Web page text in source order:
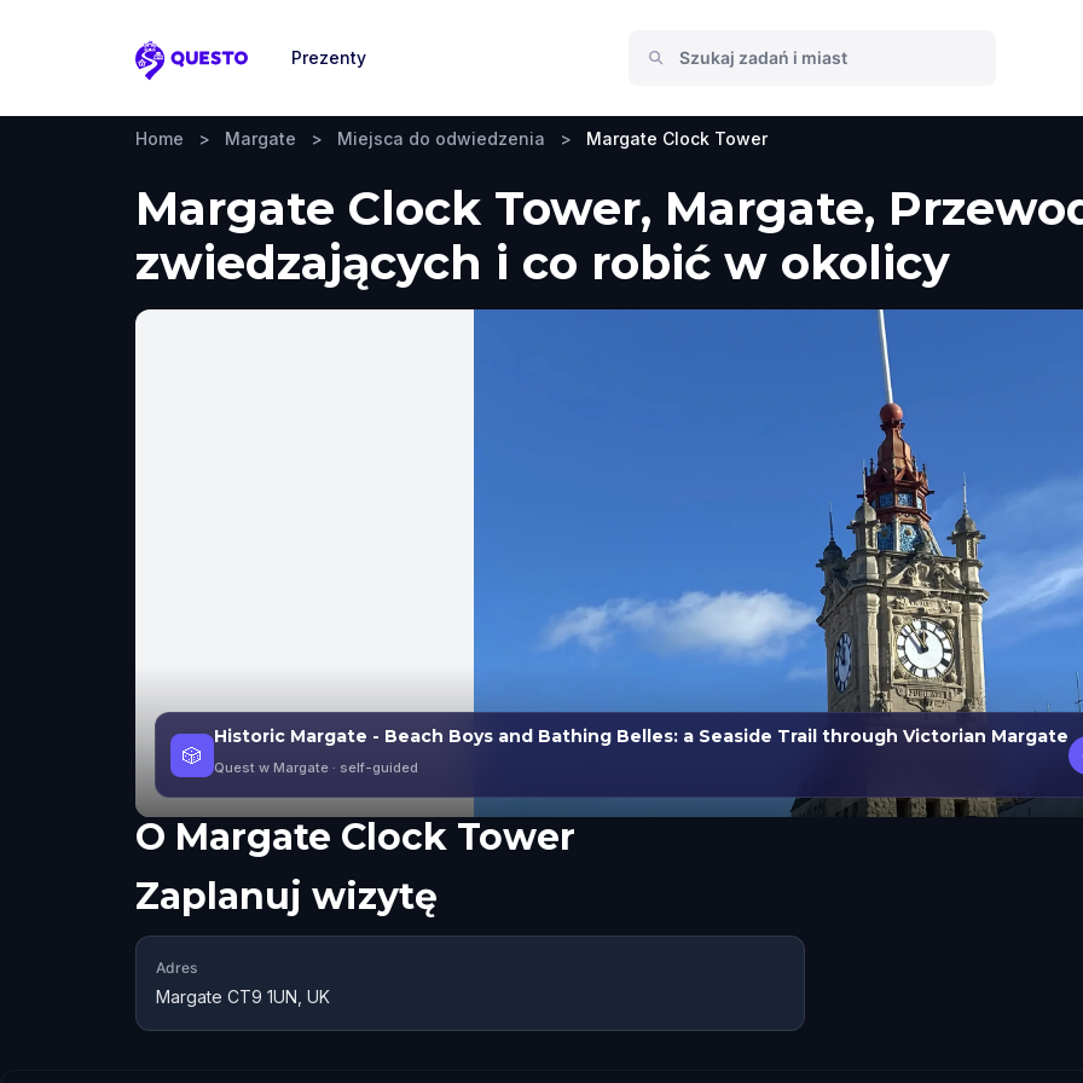
Questo
Prezenty
Home > Margate > Miejsca do odwiedzenia > Margate Clock Tower
Margate Clock Tower, Margate,
zwiedzających i co robić w okolicy
🎲
Historic Margate - Beach Boys and Bathing Belles: a Seaside Trail through Victorian Margate
Quest w Margate · self-guided
O Margate Clock Tower
Zaplanuj wizytę
Adres
Margate CT9 1UN, UK